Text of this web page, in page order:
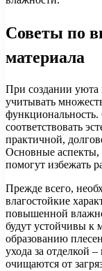
Советы по
материала
При создании уюта
учитывать
функциональность.
соответствовать
практичной,
Основные аспекты,
помогут избежать
Прежде всего,
влагостойкие
повышенной
будут устойчивы к
образованию
ухода за отделкой
очищаются от